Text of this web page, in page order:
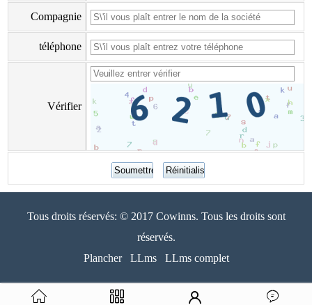
Compagnie
téléphone
Vérifier
Tous droits réservés: © 2017 Cowinns. Tous les droits sont
réservés.
Plancher
LLms LLms complet